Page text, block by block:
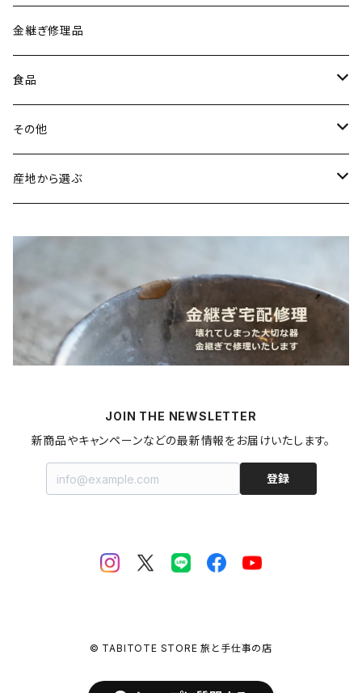
古谷製陶所（信楽焼／滋賀）
山内卓夫（信楽焼／滋賀）
常陸窯いそべ陶苑（笠間焼／茨城）
イヤリング・ピアス
ヘアアクセサリー
スカーフリング
ストラップ
金継ぎ修理品
食品
魚介類
鯛
野菜
梅干し
麺類
パスタ
その他
書籍・雑誌
蜜蝋ワックス
アロマストーン
拭き漆キット
産地から選ぶ
青森県
JOIN THE NEWSLETTER
新商品やキャンペーンなどの最新情報をお届けいたします。
登録
© TABITOTE STORE 旅と手仕事の店